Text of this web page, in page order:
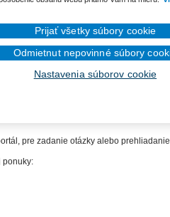
je, či má právo aj na odpočítanie
užívateľovi.
pre zadanie otázky alebo
ponuky:
Nastavenia súborov cookie
Odmietnut nepovinné súbory
Prijať všetky súbory cookie